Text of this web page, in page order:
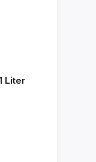
Liter